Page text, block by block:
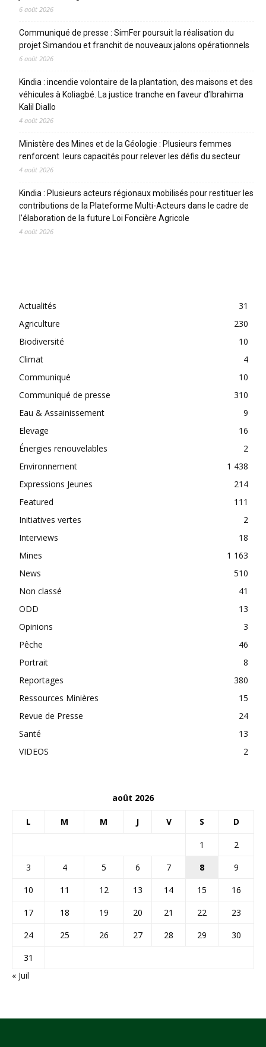
6 août 2026
Communiqué de presse : SimFer poursuit la réalisation du
projet Simandou et franchit de nouveaux jalons opérationnels
6 août 2026
Kindia : incendie volontaire de la plantation, des maisons et des
véhicules à Koliagbé. La justice tranche en faveur d’Ibrahima
Kalil Diallo
4 août 2026
Ministère des Mines et de la Géologie : Plusieurs femmes
renforcent leurs capacités pour relever les défis du secteur
4 août 2026
Kindia : Plusieurs acteurs régionaux mobilisés pour restituer les
contributions de la Plateforme Multi-Acteurs dans le cadre de
l’élaboration de la future Loi Foncière Agricole
4 août 2026
Actualités
31
Agriculture
230
Biodiversité
10
Climat
4
Communiqué
10
Communiqué de presse
310
Eau & Assainissement
9
Elevage
16
Énergies renouvelables
2
Environnement
1 438
Expressions Jeunes
214
Featured
111
Initiatives vertes
2
Interviews
18
Mines
1 163
News
510
Non classé
41
ODD
13
Opinions
3
Pêche
46
Portrait
8
Reportages
380
Ressources Minières
15
Revue de Presse
24
Santé
13
VIDEOS
2
août 2026
L M M J V S D
1
2
3
4 5 6 7 8
9
10
11 12 13 14 15
16
17
18 19 20 21 22
23
24
25 26 27 28 29
30
31
« Juil